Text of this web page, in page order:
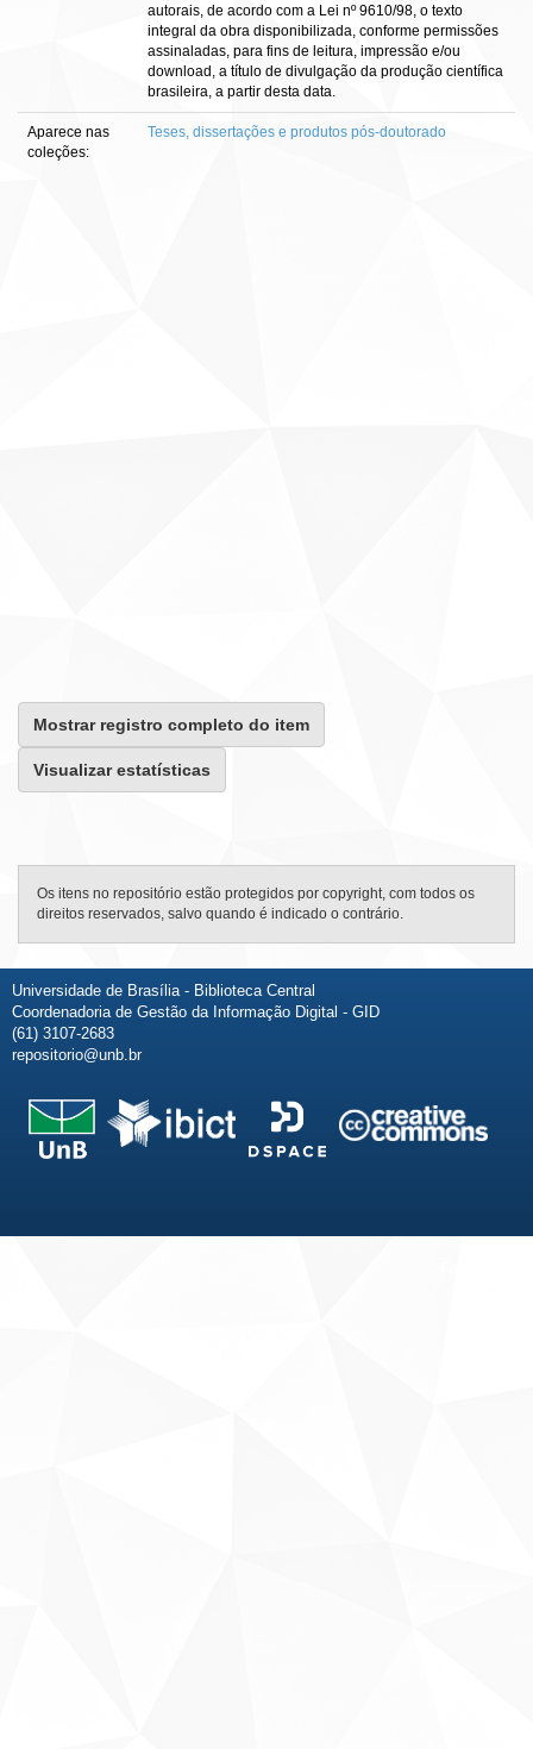
autorais, de acordo com a Lei nº 9610/98, o texto
integral da obra disponibilizada, conforme permissões
assinaladas, para fins de leitura, impressão e/ou
download, a título de divulgação da produção científica
brasileira, a partir desta data.
Aparece nas
coleções:
Teses, dissertações e produtos pós-doutorado
Mostrar registro completo do item
Visualizar estatísticas
Os itens no repositório estão protegidos por copyright, com todos os
direitos reservados, salvo quando é indicado o contrário.
Universidade de Brasília - Biblioteca Central
Coordenadoria de Gestão da Informação Digital - GID
(61) 3107-2683
repositorio@unb.br